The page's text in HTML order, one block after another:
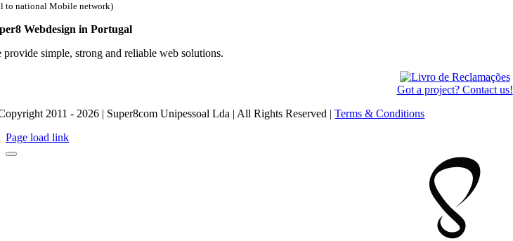
to national Mobile network)
Webdesign in Portugal
provide simple, strong and reliable web solutions.
Got a project? Contact us!
2011 - 2026 | Super8com Unipessoal Lda | All Rights Reserved |Terms & Conditions
Page load link